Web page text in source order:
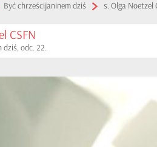
Być chrześcijaninem dziś s. Olga Noetzel
CSFN
dziś, odc. 22.